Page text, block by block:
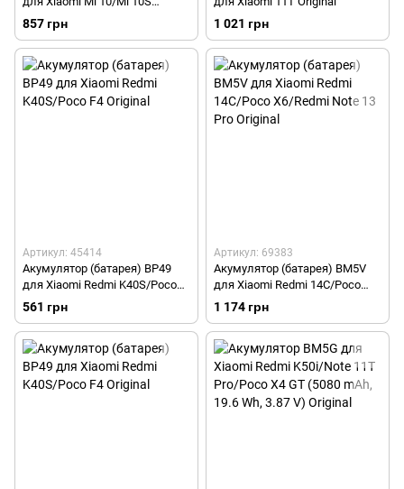
Original
857 грн 1 021 грн
Артикул: 45414
Акумулятор (батарея) BP49
для Xiaomi Redmi K40S/Poco
F4 Original
561 грн
Артикул: 69383
Акумулятор (батарея) BM5V
для Xiaomi Redmi 14C/Poco
X6/Redmi Note 13 Pro Original
1 174 грн